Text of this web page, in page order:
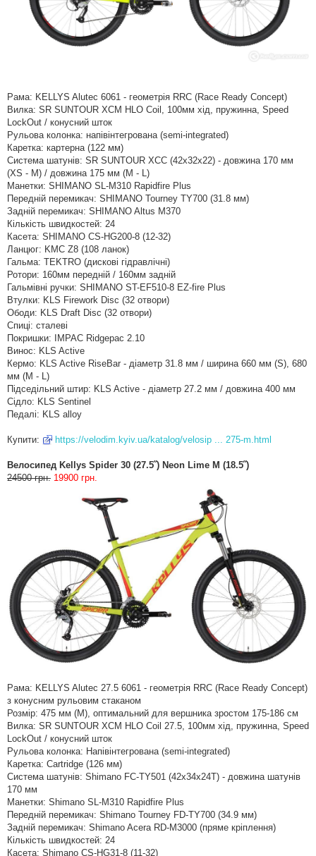
Рама: KELLYS Alutec 6061 - геометрія RRC (Race Ready Concept)
Вилка: SR SUNTOUR XCM HLO Coil, 100мм хід, пружинна, Speed
LockOut / конусний шток
Рульова колонка: напівінтегрована (semi-integrated)
Каретка: картерна (122 мм)
Система шатунів: SR SUNTOUR XCC (42x32x22) - довжина 170 мм
(XS - M) / довжина 175 мм (M - L)
Манетки: SHIMANO SL-M310 Rapidfire Plus
Передній перемикач: SHIMANO Tourney TY700 (31.8 мм)
Задній перемикач: SHIMANO Altus M370
Кількість швидкостей: 24
Касета: SHIMANO CS-HG200-8 (12-32)
Ланцюг: KMC Z8 (108 ланок)
Гальма: TEKTRO (дискові гідравлічні)
Ротори: 160мм передній / 160мм задній
Гальмівні ручки: SHIMANO ST-EF510-8 EZ-fire Plus
Втулки: KLS Firework Disc (32 отвори)
Ободи: KLS Draft Disc (32 отвори)
Спиці: сталеві
Покришки: IMPAC Ridgepac 2.10
Винос: KLS Active
Кермо: KLS Active RiseBar - діаметр 31.8 мм / ширина 660 мм (S), 680
мм (M - L)
Підседільний штир: KLS Active - діаметр 27.2 мм / довжина 400 мм
Сідло: KLS Sentinel
Педалі: KLS alloy
Купити: https://velodim.kyiv.ua/katalog/velosip ... 275-m.html
Велосипед Kellys Spider 30 (27.5˝) Neon Lime M (18.5˝)
24500 грн. 19900 грн.
Рама: KELLYS Alutec 27.5 6061 - геометрія RRC (Race Ready Concept)
з конусним рульовим стаканом
Розмір: 475 мм (M), оптимальний для вершника зростом 175-186 см
Вилка: SR SUNTOUR XCM HLO Coil 27.5, 100мм хід, пружинна, Speed
LockOut / конусний шток
Рульова колонка: Напівінтегрована (semi-integrated)
Каретка: Cartridge (126 мм)
Система шатунів: Shimano FC-TY501 (42x34x24T) - довжина шатунів
170 мм
Манетки: Shimano SL-M310 Rapidfire Plus
Передній перемикач: Shimano Tourney FD-TY700 (34.9 мм)
Задній перемикач: Shimano Acera RD-M3000 (пряме кріплення)
Кількість швидкостей: 24
Касета: Shimano CS-HG31-8 (11-32)